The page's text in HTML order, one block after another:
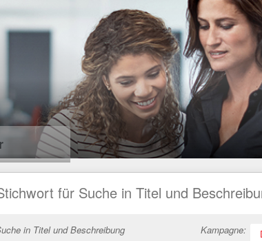
in Titel und Beschreibung Kampagne: